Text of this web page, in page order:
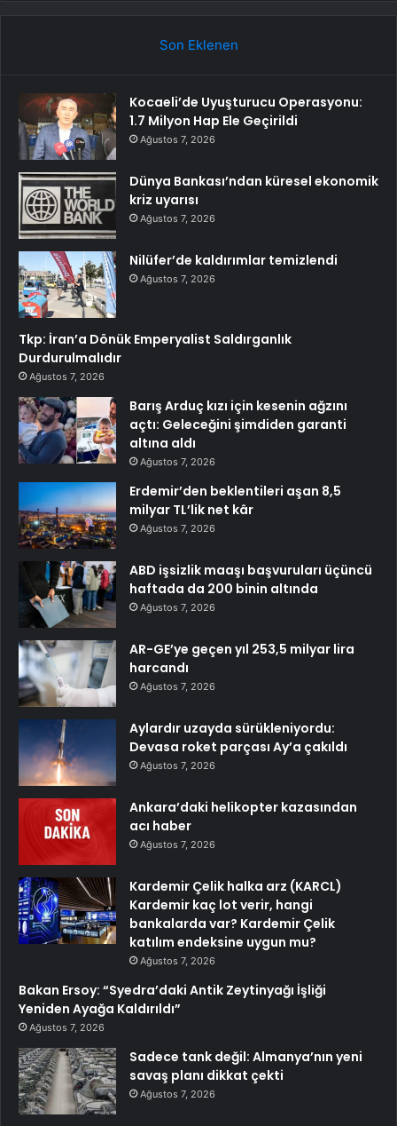
Son Eklenen
Kocaeli’de Uyuşturucu Operasyonu:
1.7 Milyon Hap Ele Geçirildi
Ağustos 7, 2026
Dünya Bankası’ndan küresel ekonomik
kriz uyarısı
Ağustos 7, 2026
Nilüfer’de kaldırımlar temizlendi
Ağustos 7, 2026
Tkp: İran’a Dönük Emperyalist Saldırganlık
Durdurulmalıdır
Ağustos 7, 2026
Barış Arduç kızı için kesenin ağzını
açtı: Geleceğini şimdiden garanti
altına aldı
Ağustos 7, 2026
Erdemir’den beklentileri aşan 8,5
milyar TL’lik net kâr
Ağustos 7, 2026
ABD işsizlik maaşı başvuruları üçüncü
haftada da 200 binin altında
Ağustos 7, 2026
AR-GE’ye geçen yıl 253,5 milyar lira
harcandı
Ağustos 7, 2026
Aylardır uzayda sürükleniyordu:
Devasa roket parçası Ay’a çakıldı
Ağustos 7, 2026
Ankara’daki helikopter kazasından
acı haber
Ağustos 7, 2026
Kardemir Çelik halka arz (KARCL)
Kardemir kaç lot verir, hangi
bankalarda var? Kardemir Çelik
katılım endeksine uygun mu?
Ağustos 7, 2026
Bakan Ersoy: “Syedra’daki Antik Zeytinyağı İşliği
Yeniden Ayağa Kaldırıldı”
Ağustos 7, 2026
Sadece tank değil: Almanya’nın yeni
savaş planı dikkat çekti
Ağustos 7, 2026